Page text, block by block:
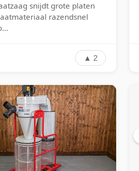
snijdt grote platen
razendsnel
▲ 2